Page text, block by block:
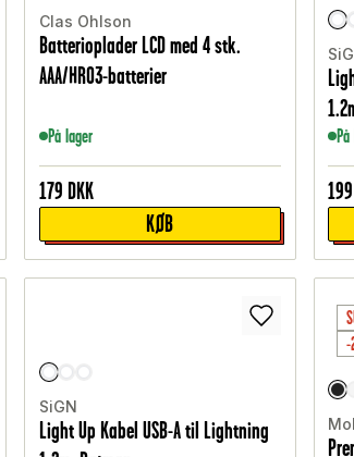
Clas Ohlson
Batterioplader LCD med 4 stk.
AAA/HR03-batterier
På lager
179 DKK
KØB
199
SiGN
Light Up Kabel USB-A til Lightning
-